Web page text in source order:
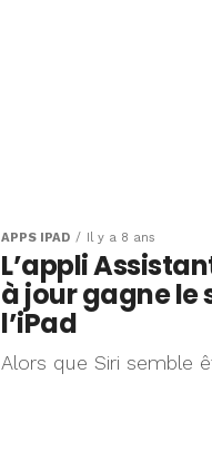
APPS IPAD Il y a 8 ans
L’appli
à jour gagne le
l’iPad
Alors que Siri semble